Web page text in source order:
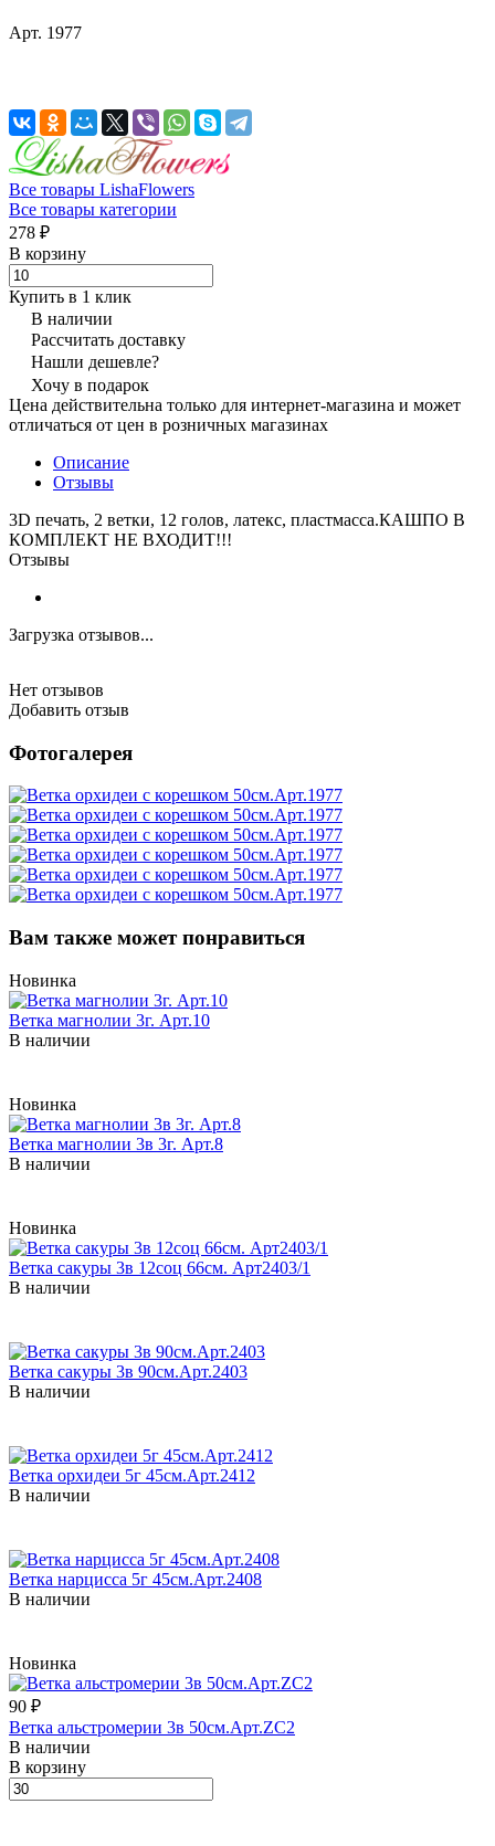
Арт. 1977
Все товары LishaFlowers
Все товары категории
278 ₽
В корзину
Купить в 1 клик
В наличии
Рассчитать доставку
Нашли дешевле?
Хочу в подарок
Цена действительна только для интернет-магазина и может
отличаться от цен в розничных магазинах
Описание
Отзывы
3D печать, 2 ветки, 12 голов, латекс, пластмасса.КАШПО В
КОМПЛЕКТ НЕ ВХОДИТ!!!
Отзывы
Загрузка отзывов...
Нет отзывов
Добавить отзыв
Фотогалерея
Вам также может понравиться
Новинка
Ветка магнолии 3г. Арт.10
В наличии
Новинка
Ветка магнолии 3в 3г. Арт.8
В наличии
Новинка
Ветка сакуры 3в 12соц 66см. Арт2403/1
В наличии
Ветка сакуры 3в 90см.Арт.2403
В наличии
Ветка орхидеи 5г 45см.Арт.2412
В наличии
Ветка нарцисса 5г 45см.Арт.2408
В наличии
Новинка
90 ₽
Ветка альстромерии 3в 50см.Арт.ZC2
В наличии
В корзину